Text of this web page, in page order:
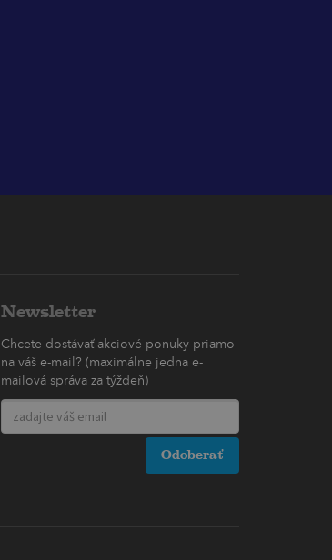
Newsletter
Chcete dostávať akciové ponuky priamo
na váš e-mail? (maximálne jedna e-
mailová správa za týždeň)
Odoberať